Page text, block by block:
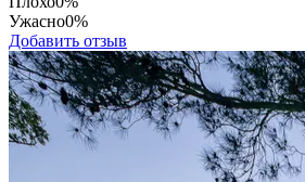
Ужасно0%
Добавить отзыв